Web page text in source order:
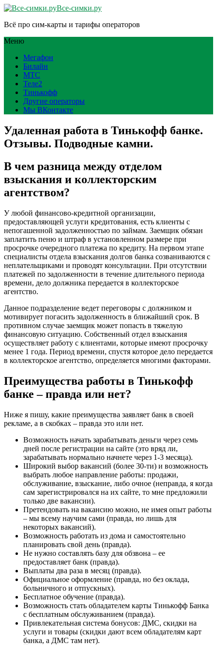
Все-симки.ру
Всё про сим-карты и тарифы операторов
Меню
Мегафон
Билайн
МТС
Теле2
Тинькофф
Другие операторы
Мы ВКонтакте
Удаленная работа в Тинькофф банке.
Отзывы. Подводные камни.
В чем разница между отделом
взыскания и коллекторским
агентством?
У любой финансово-кредитной организации,
предоставляющей услуги кредитования, есть клиенты с
непогашенной задолженностью по займам. Заемщик обязан
заплатить пеню и штраф в установленном размере при
просрочке очередного платежа по кредиту. На первом этапе
специалисты отдела взыскания долгов банка созваниваются с
неплательщиками и проводят консультации. При отсутствии
платежей по задолженности в течение длительного периода
времени, дело должника передается в коллекторское
агентство.
Данное подразделение ведет переговоры с должником и
мотивирует погасить задолженность в ближайший срок. В
противном случае заемщик может попасть в тяжелую
финансовую ситуацию. Собственный отдел взыскания
осуществляет работу с клиентами, которые имеют просрочку
менее 1 года. Период времени, спустя которое дело передается
в коллекторское агентство, определяется многими факторами.
Преимущества работы в Тинькофф
банке – правда или нет?
Ниже я пишу, какие преимущества заявляет банк в своей
рекламе, а в скобках – правда это или нет.
Возможность начать зарабатывать деньги через семь
дней после регистрации на сайте (это вряд ли,
зарабатывать нормально начнете через 1-3 месяца).
Широкий выбор вакансий (более 30-ти) и возможность
выбрать любое направление работы: продажи,
обслуживание, взыскание, либо очное (неправда, я когда
сам зарегистрировался на их сайте, то мне предложили
только две вакансии).
Претендовать на вакансию можно, не имея опыт работы
– мы всему научим сами (правда, но лишь для
некоторых вакансий).
Возможность работать из дома и самостоятельно
планировать свой день (правда).
Не нужно составлять базу для обзвона – ее
предоставляет банк (правда).
Выплаты два раза в месяц (правда).
Официальное оформление (правда, но без оклада,
больничного и отпускных).
Бесплатное обучение (правда).
Возможность стать обладателем карты Тинькофф Банка
с бесплатным обслуживанием (правда).
Привлекательная система бонусов: ДМС, скидки на
услуги и товары (скидки дают всем обладателям карт
банка, а ДМС там нет).